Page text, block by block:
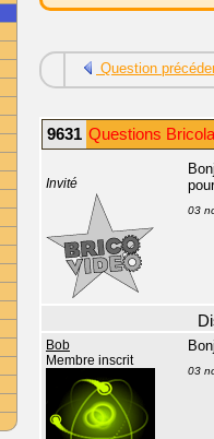
Question
9631 Questions
Invité
03
Bob
Membre inscrit
03